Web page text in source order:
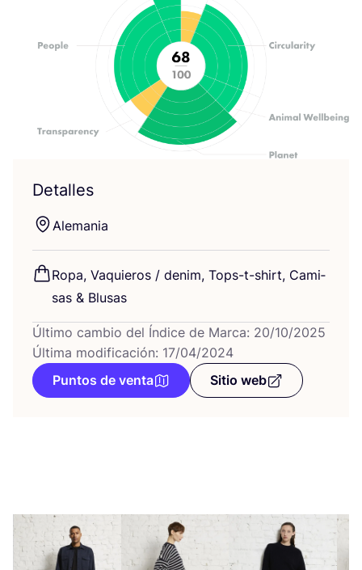
Detalles
Ale­ma­nia
Ropa, Vaquie­ros / denim, Tops-t-shirt, Cami­
sas & Blusas
Último cambio del Índice de Marca: 20/10/2025
Última modificación: 17/04/2024
Puntos de venta
Sitio web